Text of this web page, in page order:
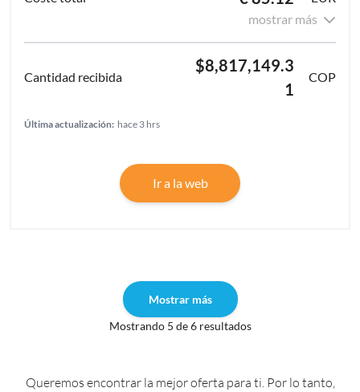
mostrar más
$8,817,149.3
1
COP
Última actualización: hace 3 hrs
Ir a la web
Mostrar más
Mostrando 5 de 6 resultados
Queremos encontrar la mejor oferta para ti. Por lo tanto,